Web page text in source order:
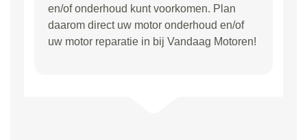
en/of onderhoud kunt voorkomen. Plan
daarom direct uw motor onderhoud en/of
uw motor reparatie in bij Vandaag Motoren!